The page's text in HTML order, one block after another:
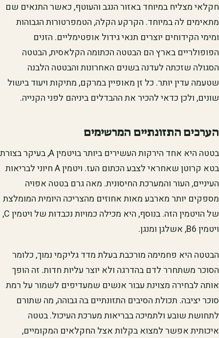
חקלאי מצליח במיוחד באזור הנגב והעוטף, כאשר התנאים שם
מתאימים לה במיוחד. הקרקע הקלה, הטמפרטורות הגבוהות
ומימי הקידוחים יוצרים תנאי גידול אופטימליים. הזנים
הפופולריים בארץ הם הבטטה הכתומה הקלאסית, הבטטה
הסגולה שזכתה לעדנה בשנים האחרונות והבטטה הלבנה
שטעמה עדין יותר. כל זן מאופיין במרקם, מתיקות ויעוד בישול
שונים, ולכן כדאי להכיר את ההבדלים ביניהם לפני הקנייה.
הערכים התזונתיים המרשימים
בטטה היא אחד הירקות העשירים ביותר בויטמין A, בעיקר בצורת
בטא קרוטן שאחראי לצבע הכתום העז. ויטמין A חיוני לבריאות
העיניים, העור והמערכת החיסונית. מאה גרם בטטה אפויה
מספקים יותר מארבע מאות אחוזים מהצריכה היומית המומלצת
של הויטמין הזה. בנוסף, היא מכילה כמויות נכבדות של ויטמין C,
ויטמין B6, אשלגן ומנגן.
הבטטה היא פחמימה מורכבת בעלת מדד גליקמי נמוך, כלומר
הסוכר משתחרר לדם בהדרגה ולא יוצר עליות חדות. זה הופך
אותה לבחירה מצוינת עבור אנשים שמעדיפים לשמור על רמת
סוכר יציבה. תכולת הסיבים התזונתיים בה גבוהה, מה שתורם
לתחושת שובע ולתמיכה בבריאות מערכת העיכול. בטטה
איכותית אפשר למצוא בקלות אצל החקלאים המקומיים,